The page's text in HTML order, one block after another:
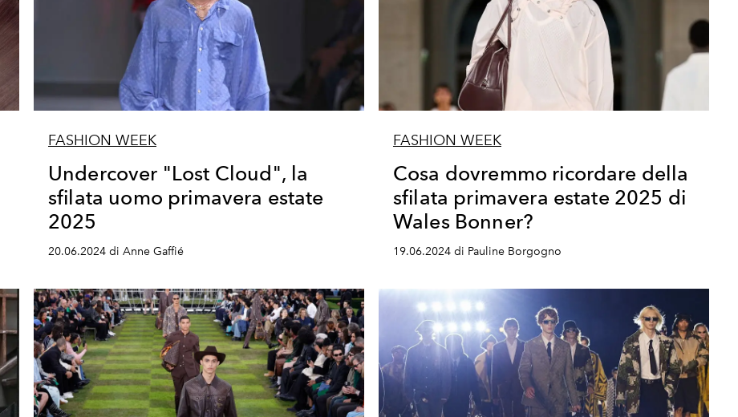
FASHION WEEK
Undercover "Lost Cloud", la
sfilata uomo primavera estate
2025
20.06.2024 di Anne Gaffié
FASHION WEEK
Cosa dovremmo ricordare della
sfilata primavera estate 2025 di
Wales Bonner?
19.06.2024 di Pauline Borgogno